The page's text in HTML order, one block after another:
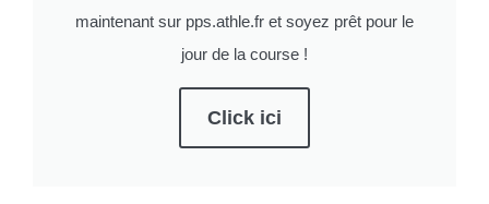
maintenant sur pps.athle.fr et soyez prêt pour le
jour de la course !
Click ici